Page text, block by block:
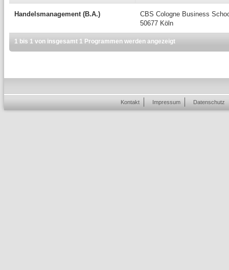
Handelsmanagement (B.A.)
CBS Cologne Business
50677 Köln
1 bis 1 von insgesamt 1 Programmen werden angezeigt
Kontakt Impressum Datenschutz